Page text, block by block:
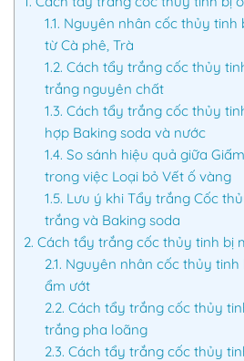
1.1. Nguyên nhân cốc thủy tinh
từ Cà phê, Trà
1.2. Cách tẩy trắng cốc thủy
trắng nguyên chất
1.3. Cách tẩy trắng cốc thủy
hợp Baking soda và nước
1.4. So sánh hiệu quả giữa
trong việc Loại bỏ Vết ố vàng
1.5. Lưu ý khi Tẩy trắng Cốc
trắng và Baking soda
2. Cách tẩy trắng cốc thủy tinh bị
2.1. Nguyên nhân cốc thủy
ẩm ướt
2.2. Cách tẩy trắng cốc thủy
trắng pha loãng
2.3. Cách tẩy trắng cốc thủy